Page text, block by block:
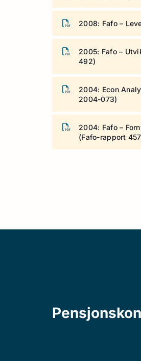
2008: Fafo –
2005: Fafo –
492)
2004: Econ
2004-073)
2004: Fafo –
(Fafo-rapport